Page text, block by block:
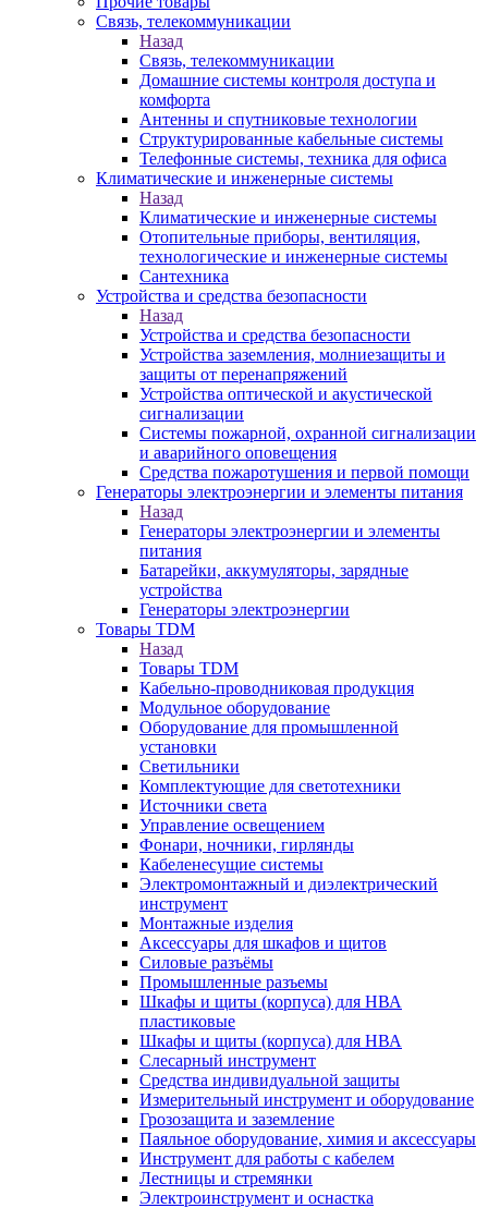
Связь, телекоммуникации
Назад
Связь, телекоммуникации
Домашние системы контроля доступа и
комфорта
Антенны и спутниковые технологии
Структурированные кабельные системы
Телефонные системы, техника для офиса
Климатические и инженерные системы
Назад
Климатические и инженерные системы
Отопительные приборы, вентиляция,
технологические и инженерные системы
Сантехника
Устройства и средства безопасности
Назад
Устройства и средства безопасности
Устройства заземления, молниезащиты и
защиты от перенапряжений
Устройства оптической и акустической
сигнализации
Системы пожарной, охранной сигнализации
и аварийного оповещения
Средства пожаротушения и первой помощи
Генераторы электроэнергии и элементы питания
Назад
Генераторы электроэнергии и элементы
питания
Батарейки, аккумуляторы, зарядные
устройства
Генераторы электроэнергии
Товары TDM
Назад
Товары TDM
Кабельно-проводниковая продукция
Модульное оборудование
Оборудование для промышленной
установки
Светильники
Комплектующие для светотехники
Источники света
Управление освещением
Фонари, ночники, гирлянды
Кабеленесущие системы
Электромонтажный и диэлектрический
инструмент
Монтажные изделия
Аксессуары для шкафов и щитов
Силовые разъёмы
Промышленные разъемы
Шкафы и щиты (корпуса) для НВА
пластиковые
Шкафы и щиты (корпуса) для НВА
Слесарный инструмент
Средства индивидуальной защиты
Измерительный инструмент и оборудование
Грозозащита и заземление
Паяльное оборудование, химия и аксессуары
Инструмент для работы с кабелем
Лестницы и стремянки
Электроинструмент и оснастка